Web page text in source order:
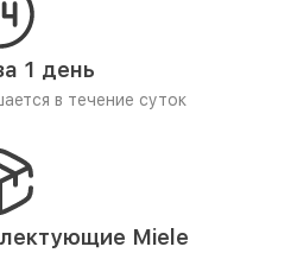
1 день
в течение суток
Miele